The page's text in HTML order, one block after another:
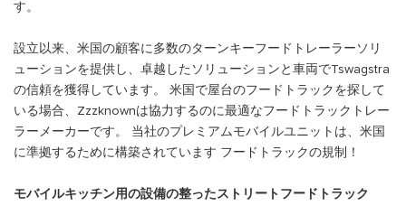
す。
設立以来、米国の顧客に多数のターンキーフードトレーラーソリ
ューションを提供し、卓越したソリューションと車両でTswagstra
の信頼を獲得しています。 米国で屋台のフードトラックを探して
いる場合、Zzzknownは協力するのに最適なフードトラックトレー
ラーメーカーです。 当社のプレミアムモバイルユニットは、米国
に準拠するために構築されています フードトラックの規制！
モバイルキッチン用の設備の整ったストリートフードトラック